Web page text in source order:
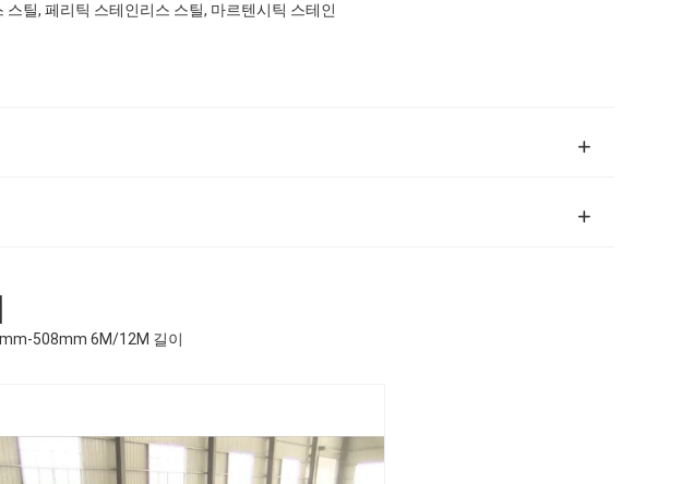
틸, 페리틱 스테인리스 스틸, 마르텐시틱 스테인
508mm 6M/12M 길이